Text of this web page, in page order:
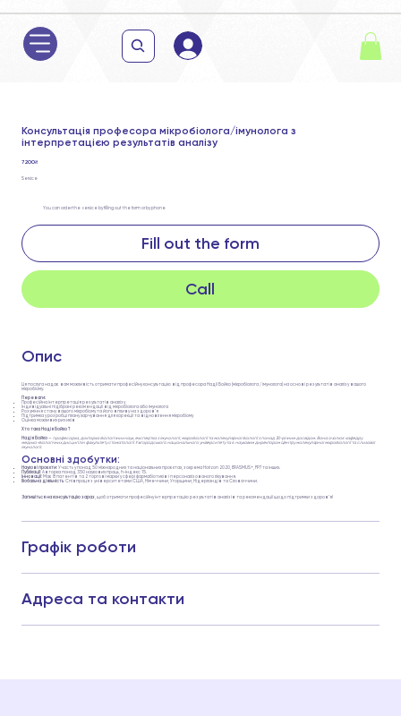
Консультація професора мікробіолога/імунолога з
інтерпретацією результатів аналізу
7 200₴
Service
You can order the service by filling out the form or by phone
Fill out the form
Call
Опис
Ця послуга надає вам можливість отримати професійну консультацію від професора Надії Бойко (мікробіолога / імунолога) на основі результатів аналізу вашого
мікробіому.
Переваги:
Професійна інтерпретація результатів аналізу
Індивідуальні підібрані рекомендації від мікробіолога або імунолога
Розуміння стану вашого мікробіому та його впливу на здоров'я
Підтримка у розробці плану харчування для корекції та відновлення мікробіому
Оцінка можливих ризиків
Хто така Надія Бойко ?
Надія Бойко — професорка, докторка біологічних наук, експертка з імунології, мікробіології та молекулярної біології з понад 30-річним досвідом. Вона очолює кафедру
медико-біологічних дисциплін факультету стоматології Ужгородського національного університету та є науковим директором Центру молекулярної мікробіології та слизової
імунології.
Основні здобутки:
Наукові проєкти: Участь у понад 50 міжнародних та національних проєктах, зокрема Horizon 2020, ERASMUS+, FP7 та інших.
Публікації : Авторка понад 350 наукових праць, h-індекс 15.
Інновації : Має 8 патентів та 2 торгові марки у сфері фармабіотиків і персоналізованого лікування.
Глобальна діяльність: Співпраця з університетами США, Німеччини, Угорщини, Нідерландів та Словаччини.
Запишіться на консультацію зараз , щоб отримати професійну інтерпретацію результатів аналізів та рекомендації щодо підтримки здоров’я!
Графік роботи
Адреса та контакти